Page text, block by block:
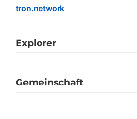
tron.network
Explorer
Gemeinschaft